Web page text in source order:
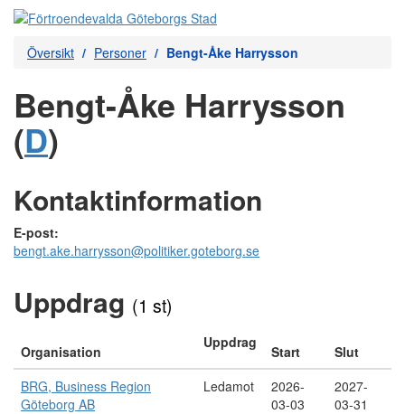
Översikt Personer Bengt-Åke Harrysson
Bengt-Åke Harrysson
(D)
Kontaktinformation
E-post:
bengt.ake.harrysson@politiker.goteborg.se
Uppdrag (1 st)
Organisation
Uppdrag
Start
Slut
BRG, Business Region
Göteborg AB
Ledamot
2026-
03-03
2027-
03-31